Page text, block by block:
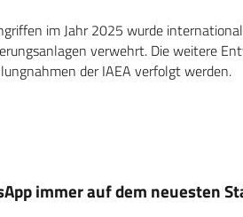
im Jahr 2025 wurde
verwehrt. Die weitere
der IAEA verfolgt werden.
immer auf dem neuesten